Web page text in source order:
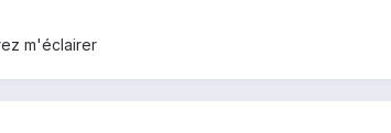
m'éclairer